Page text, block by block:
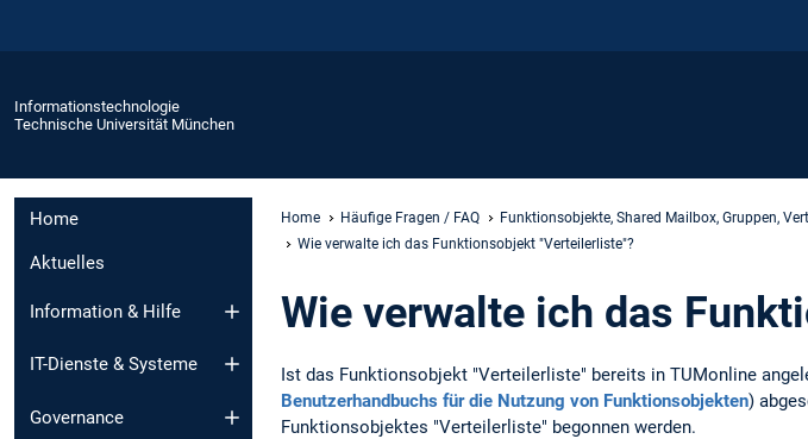
Informationstechnologie
Technische Universität München
Home
Aktuelles
Information & Hilfe
IT-Dienste & Systeme
Governance
Home Häufige Fragen / FAQ
Funktionsobjekte, Shared Mailbox, Gruppen,
Wie verwalte ich das Funktionsobjekt "Verteilerliste"?
Wie verwalte ich das
Ist das Funktionsobjekt "Verteilerliste" bereits in TUMonline
Benutzerhandbuchs für die Nutzung von Funktionsobjekten)
Funktionsobjektes "Verteilerliste" begonnen werden.